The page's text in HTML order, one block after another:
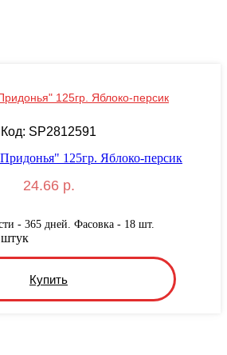
125гр. Яблоко-персик
Код: SP2812591
24.66 р.
- 365 дней. Фасовка - 18 шт.
Купить
штук